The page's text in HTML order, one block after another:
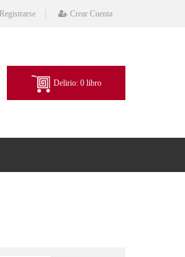
Registrarse Crear Cuenta
Delirio: 0 libro